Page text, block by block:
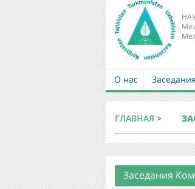
Main
navigation
О нас
ГЛАВНАЯ >
About
Заседания